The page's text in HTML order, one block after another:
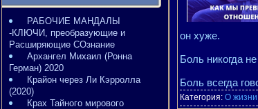
РАБОЧИЕ МАНДАЛЫ
-КЛЮЧИ, преобразующие и
Расширяющие СОзнание
Архангел Михаил (Ронна
Герман) 2020
Крайон через Ли Кэрролла
(2020)
Крах Тайного мирового
он хуже.
Боль никогда
Боль всегда
Категория: О жизни